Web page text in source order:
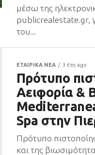
μέσω της
publicrealestate.gr,
του...
ΕΤΑΙΡΙΚΑ ΝΕΑ 3 έτη ago
Πρότυπο
Αειφορία &
Spa στην
Πρότυπο
και της